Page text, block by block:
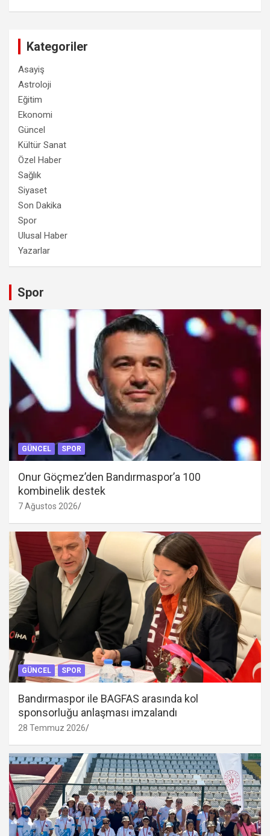
Kategoriler
Asayiş
Astroloji
Eğitim
Ekonomi
Güncel
Kültür Sanat
Özel Haber
Sağlık
Siyaset
Son Dakika
Spor
Ulusal Haber
Yazarlar
Spor
GÜNCEL SPOR
Onur Göçmez’den Bandırmaspor’a 100
kombinelik destek
7 Ağustos 2026
GÜNCEL SPOR
Bandırmaspor ile BAGFAS arasında kol
sponsorluğu anlaşması imzalandı
28 Temmuz 2026